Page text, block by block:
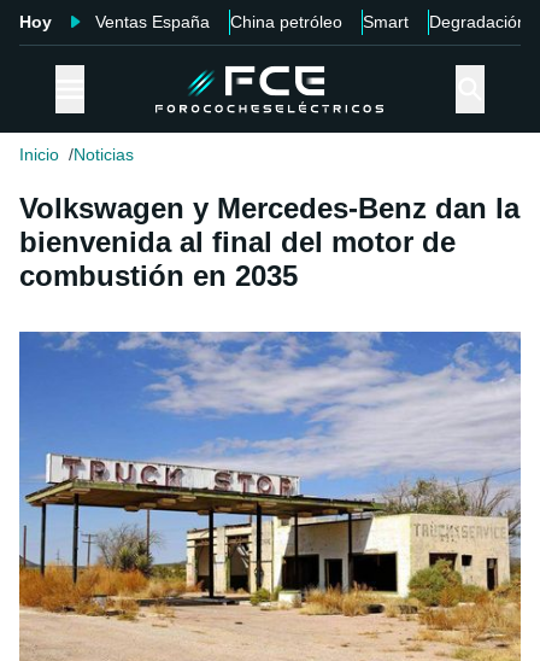
Hoy Ventas España China petróleo Smart Degradación
Inicio Noticias
Volkswagen y Mercedes-Benz dan la
bienvenida al final del motor de
combustión en 2035